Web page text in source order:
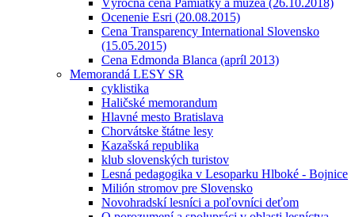
Ocenenie Esri (20.08.2015)
Cena Transparency International Slovensko
(15.05.2015)
Cena Edmonda Blanca (apríl 2013)
Memorandá LESY SR
cyklistika
Haličské memorandum
Hlavné mesto Bratislava
Chorvátske štátne lesy
Kazašská republika
klub slovenských turistov
Lesná pedagogika v Lesoparku Hlboké - Bojnice
Milión stromov pre Slovensko
Novohradskí lesníci a poľovníci deťom